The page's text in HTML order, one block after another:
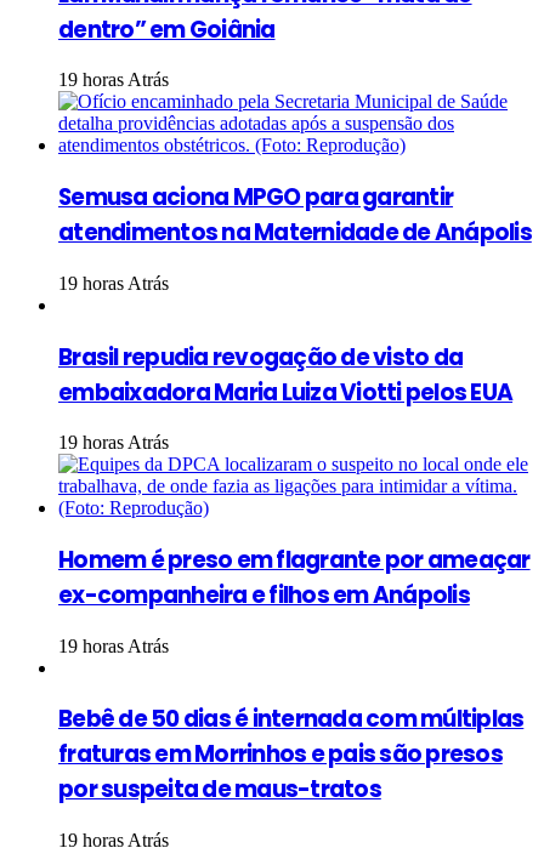
dentro” em Goiânia
19 horas Atrás
Semusa aciona MPGO para garantir
atendimentos na Maternidade de Anápolis
19 horas Atrás
Brasil repudia revogação de visto da
embaixadora Maria Luiza Viotti pelos EUA
19 horas Atrás
Homem é preso em flagrante por ameaçar
ex-companheira e filhos em Anápolis
19 horas Atrás
Bebê de 50 dias é internada com múltiplas
fraturas em Morrinhos e pais são presos
por suspeita de maus-tratos
19 horas Atrás